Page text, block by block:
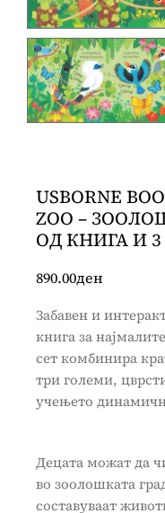
USBORNE
ZOO –
ОД КНИГА И
890.00ден
Забавен и
книга за
сет комбинира
три големи,
учењето
Децата можат да
во зоолошката
составуваат